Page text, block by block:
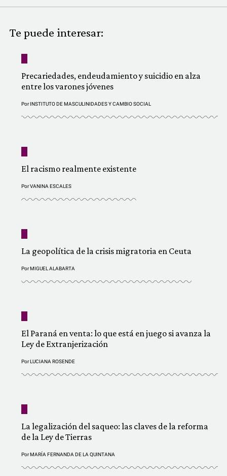
QUIÉNES SOMOS
Te puede interesar:
Precariedades, endeudamiento y suicidio en alza
entre los varones jóvenes
PorINSTITUTO DE MASCULINIDADES Y CAMBIO SOCIAL
El racismo realmente existente
PorVANINA ESCALES
La geopolítica de la crisis migratoria en Ceuta
PorMIGUEL ALABARTA
El Paraná en venta: lo que está en juego si avanza la
Ley de Extranjerización
PorLUCIANA ROSENDE
La legalización del saqueo: las claves de la reforma
de la Ley de Tierras
PorMARÍA FERNANDA DE LA QUINTANA